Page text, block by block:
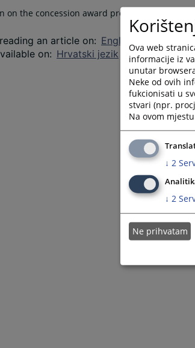
on the concession award procedure
an article on: English language
on: Hrvatski jezik
Ova web
informacije iz
unutar
Neke od ovih
fukcionisati u
stvari (npr.
Na ovom
↓ 2
↓ 2
Ne prihvatam